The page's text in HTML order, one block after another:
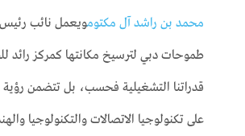
محمد بن راشد آل مكتومويعمل نائب
طموحات دبي لترسيخ مكانتها كمركز رائد
قدراتنا التشغيلية فحسب، بل تتضمن
على تكنولوجيا الاتصالات والتكنولوجيا